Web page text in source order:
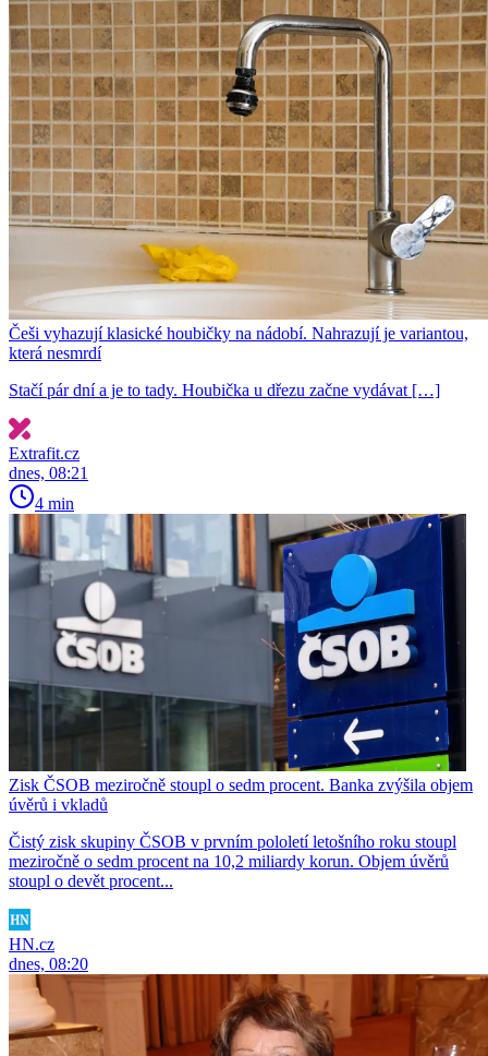
Češi vyhazují klasické houbičky na nádobí. Nahrazují je variantou,
která nesmrdí
Stačí pár dní a je to tady. Houbička u dřezu začne vydávat […]
Extrafit.cz
dnes, 08:21
4 min
Zisk ČSOB meziročně stoupl o sedm procent. Banka zvýšila objem
úvěrů i vkladů
Čistý zisk skupiny ČSOB v prvním pololetí letošního roku stoupl
meziročně o sedm procent na 10,2 miliardy korun. Objem úvěrů
stoupl o devět procent...
HN.cz
dnes, 08:20